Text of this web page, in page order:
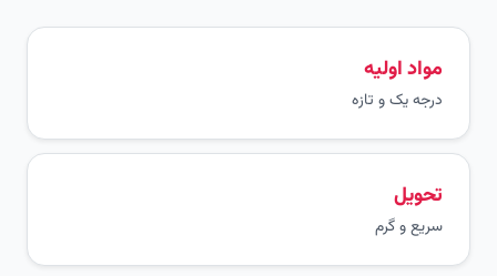
مواد اولیه
درجه یک و تازه
سریع و گرم